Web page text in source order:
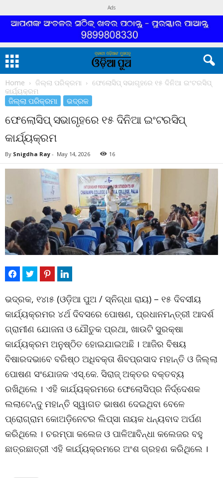
Ads
Home ଜିଲ୍ଲା ପରିକ୍ରମା
ଫେଲୋସିପ୍ ସଭାଗୃହରେ ୧୫ ଦିନିଆ ଇଂଟରସିପ୍
କାର୍ଯ୍ୟକ୍ରମ
ଜିଲ୍ଲା ପରିକ୍ରମା ଭଦ୍ରକ
ଫେଲୋସିପ୍ ସଭାଗୃହରେ ୧୫ ଦିନିଆ ଇଂଟରସିପ୍
କାର୍ଯ୍ୟକ୍ରମ
By Snigdha Ray - May 14, 2026 16
ଭଦ୍ରକ, ୧୪ା୫ (ଓଡ଼ିଆ ପୁଅ / ସ୍ନିଗ୍ଧା ରାୟ) – ୧୫ ଦିବସୀୟ
କାର୍ଯ୍ୟକ୍ରମର ୪ର୍ଥ ଦିବସରେ ପୋଷଣ, ପ୍ରଧାନମନ୍ତ୍ରୀ ଆଦର୍ଶ
ଗ୍ରାମୀଣ ଯୋଜନା ଓ ଯୌତୁକ ପ୍ରଥା, ଖାଉଟି ସୁରକ୍ଷା
କାର୍ଯ୍ୟକ୍ରମ ଅନୁଷ୍ଠିତ ହୋଇଯାଇଅଛି । ଆଜିର ବିଷୟ
ବିଷାରଦଭାବେ ବରିଷ୍ଠ ଅଧିବକ୍ତା ଶିବପ୍ରସାଦ ମହାନ୍ତି ଓ ଜିଲ୍ଲା
ପୋଷଣ ସଂଯୋଜକ ଏସ୍‌.କେ. ସିରାଜ୍ ଅକ୍ତର ବକ୍ତବ୍ୟ
ରଖିଥିଲେ । ଏହି କାର୍ଯ୍ୟକ୍ରମରେ ଫେଲୋସିପ୍‌ର ନିର୍ଦ୍ଦେଶକ
ଲଲାଟେନ୍ଦୁ ମହାନ୍ତି ସ୍ୱାଗତ ଭାଷଣ ଦେଇଥିବା ବେଳେ
ପ୍ରୋଗ୍ରାମ କୋଅଡ଼ିନେଟର ଲିପ୍ସା ନାୟକ ଧନ୍ୟବାଦ ଅର୍ପଣ
କରିଥିଲେ । ଚରମ୍ପା କଲେଜ ଓ ପାଳିଆବିନ୍ଧା କଲେଜର ବହୁ
ଛାତ୍ରଛାତ୍ରୀ ଏହି କାର୍ଯ୍ୟକ୍ରମରେ ଅଂଶ ଗ୍ରହଣ କରିଥିଲେ ।